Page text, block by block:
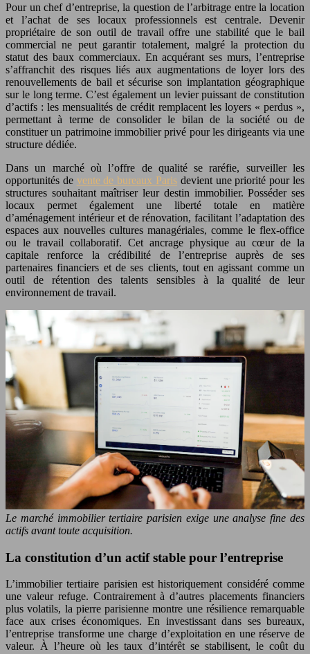
Pour un chef d’entreprise, la question de l’arbitrage entre la location
et l’achat de ses locaux professionnels est centrale. Devenir
propriétaire de son outil de travail offre une stabilité que le bail
commercial ne peut garantir totalement, malgré la protection du
statut des baux commerciaux. En acquérant ses murs, l’entreprise
s’affranchit des risques liés aux augmentations de loyer lors des
renouvellements de bail et sécurise son implantation géographique
sur le long terme. C’est également un levier puissant de constitution
d’actifs : les mensualités de crédit remplacent les loyers « perdus »,
permettant à terme de consolider le bilan de la société ou de
constituer un patrimoine immobilier privé pour les dirigeants via une
structure dédiée.
Dans un marché où l’offre de qualité se raréfie, surveiller les
opportunités de vente de bureaux Paris devient une priorité pour les
structures souhaitant maîtriser leur destin immobilier. Posséder ses
locaux permet également une liberté totale en matière
d’aménagement intérieur et de rénovation, facilitant l’adaptation des
espaces aux nouvelles cultures managériales, comme le flex-office
ou le travail collaboratif. Cet ancrage physique au cœur de la
capitale renforce la crédibilité de l’entreprise auprès de ses
partenaires financiers et de ses clients, tout en agissant comme un
outil de rétention des talents sensibles à la qualité de leur
environnement de travail.
Le marché immobilier tertiaire parisien exige une analyse fine des
actifs avant toute acquisition.
La constitution d’un actif stable pour l’entreprise
L’immobilier tertiaire parisien est historiquement considéré comme
une valeur refuge. Contrairement à d’autres placements financiers
plus volatils, la pierre parisienne montre une résilience remarquable
face aux crises économiques. En investissant dans ses bureaux,
l’entreprise transforme une charge d’exploitation en une réserve de
valeur. À l’heure où les taux d’intérêt se stabilisent, le coût du